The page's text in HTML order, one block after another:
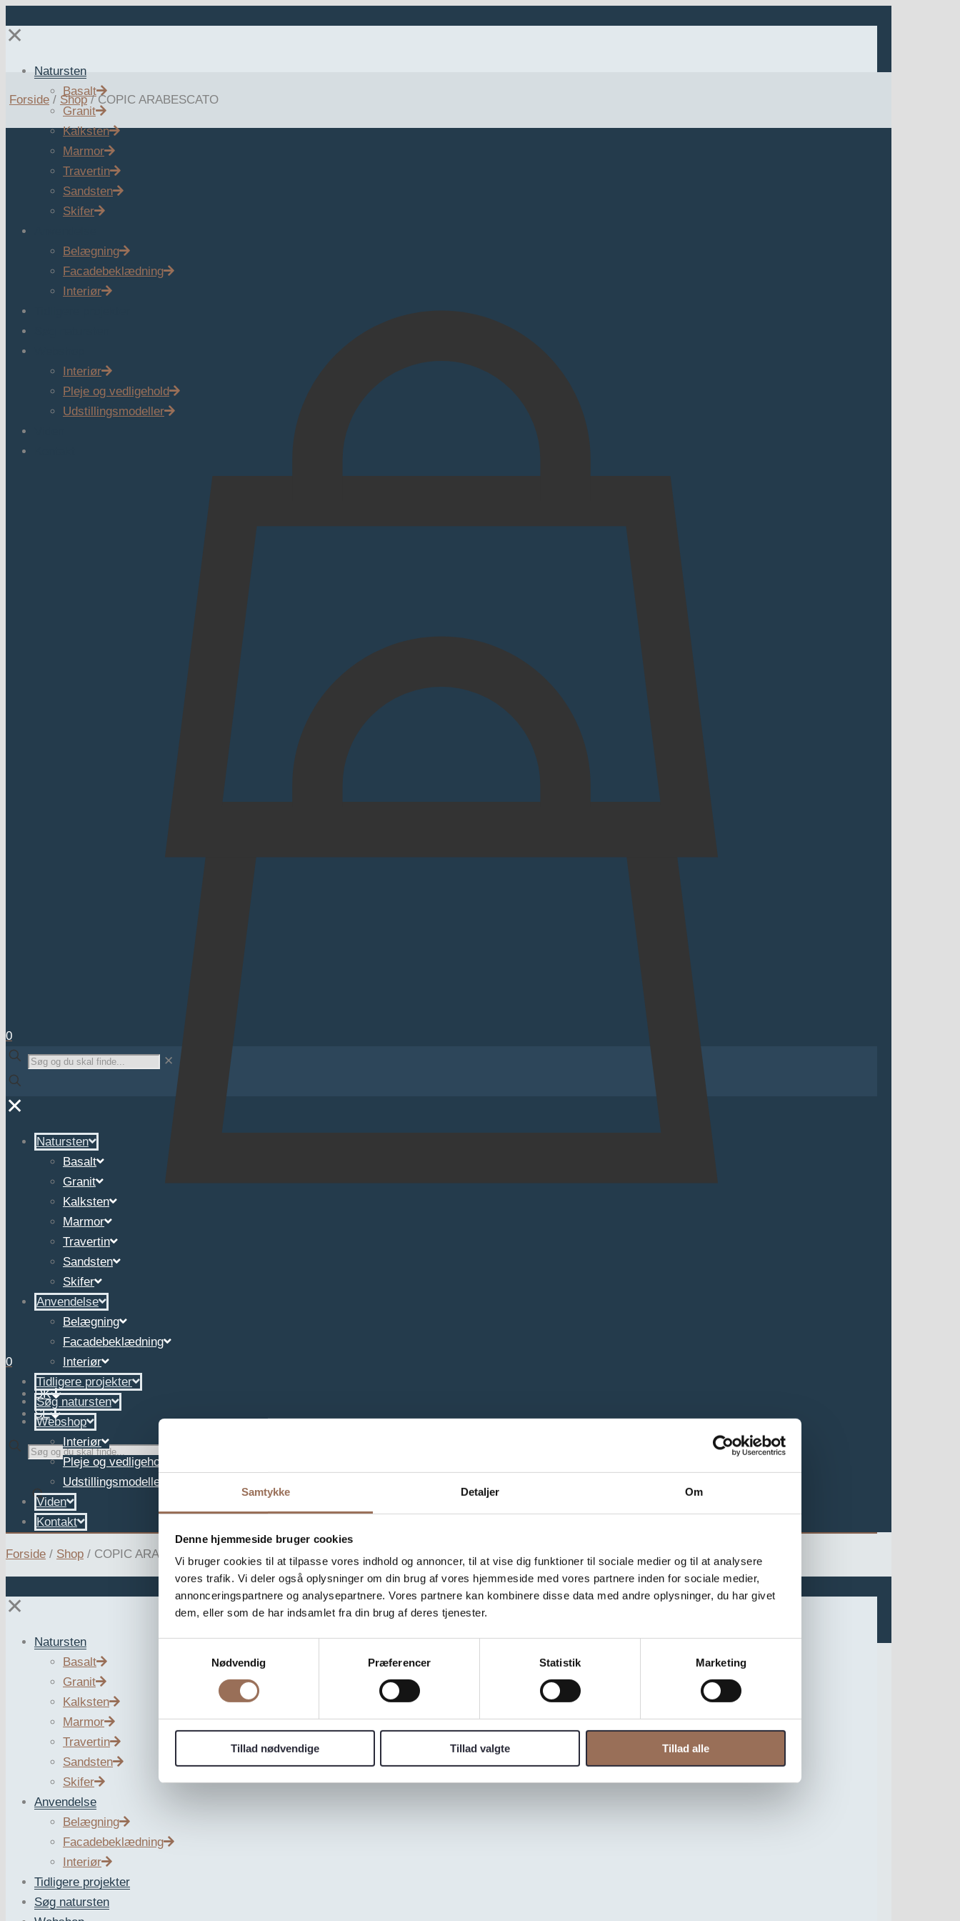
Samtykke Detaljer Om
Denne hjemmeside bruger cookies
Vi bruger cookies til at tilpasse vores indhold og annoncer, til at vise dig funktioner til sociale medier og til at analysere
vores trafik. Vi deler også oplysninger om din brug af vores hjemmeside med vores partnere inden for sociale medier,
annonceringspartnere og analysepartnere. Vores partnere kan kombinere disse data med andre oplysninger, du har givet
dem, eller som de har indsamlet fra din brug af deres tjenester.
Nødvendig
Præferencer Statistik Marketing
Tillad nødvendige Tillad valgte Tillad alle
✕
Natursten
Basalt
Granit
Kalksten
Marmor
Travertin
Sandsten
Skifer
Belægning
Facadebeklædning
Interiør
Interiør
Pleje og vedligehold
Udstillingsmodeller
0
DK
SE
Forside / Shop/COPIC ARABESCATO
0
✕
✕
Natursten
Basalt
Granit
Kalksten
Marmor
Travertin
Sandsten
Skifer
Anvendelse
Belægning
Facadebeklædning
Interiør
Tidligere projekter
Søg natursten
Webshop
Interiør
Pleje og vedligehold
Udstillingsmodeller
Viden
Kontakt
Forside / Shop / COPIC ARABESCATO
✕
Natursten
Basalt
Granit
Kalksten
Marmor
Travertin
Sandsten
Skifer
Anvendelse
Belægning
Facadebeklædning
Interiør
Tidligere projekter
Søg natursten
COPIC ARABESCATO
Maami Home
COPIC er et minimalistisk og moderne tilbehør til dit skrivebord, designet til at holde en notesbog, kuglepen, mobiltelefon eller andet du værdsætter højt. COPIC er
et utroligt alsidigt accessory, som passer perfekt til alle rum, takket være det simple og lækre design.